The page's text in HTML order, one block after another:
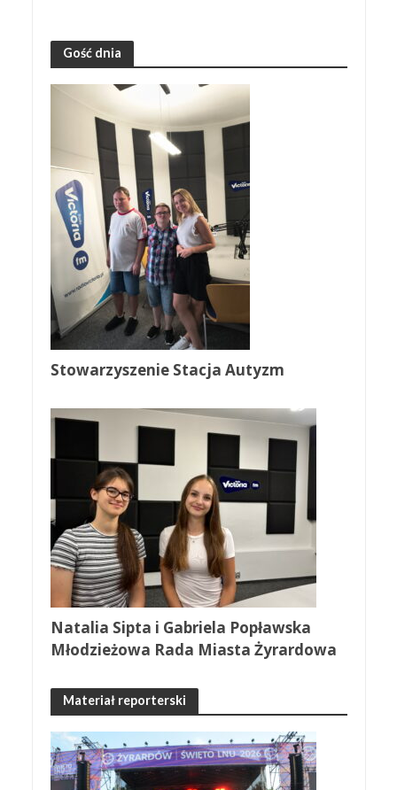
Gość dnia
Stowarzyszenie Stacja Autyzm
Natalia Sipta i Gabriela Popławska
Młodzieżowa Rada Miasta Żyrardowa
Materiał reporterski